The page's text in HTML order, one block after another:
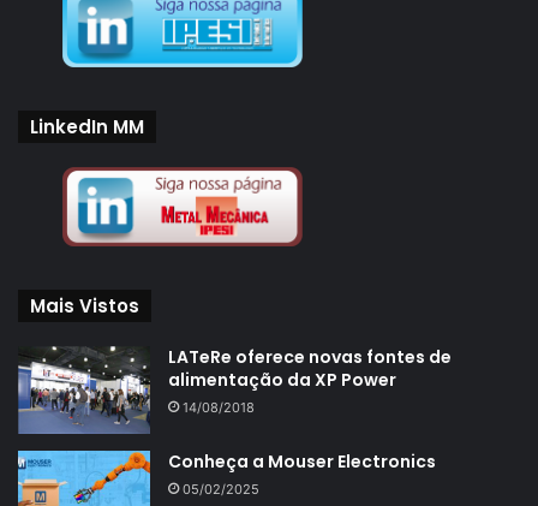
LinkedIn MM
Mais Vistos
LATeRe oferece novas fontes de
alimentação da XP Power
14/08/2018
Conheça a Mouser Electronics
05/02/2025